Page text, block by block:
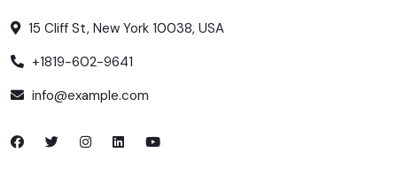
15 Cliff St, New York 10038, USA
+1819-602-9641
info@example.com